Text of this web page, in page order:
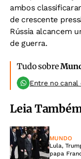
ambos
de crescente
Rússia alcancem
de guerra.
Tudo sobre
Entre no canal
Leia
MUNDO
Lula,
papa